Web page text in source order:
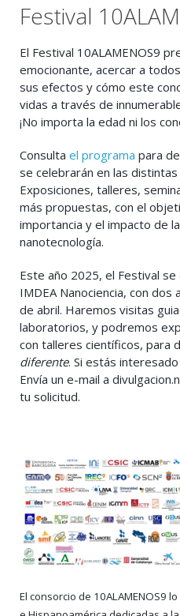
Festival
El Festival 10ALAMENOS9
emocionante, acercar a
sus efectos y cómo este
vidas a través de
¡No importa la edad ni los
Consulta el programa para
se celebrarán en las
Exposiciones, talleres,
más propuestas, con el
importancia y el impacto de
nanotecnología.
Este año 2025, el Festival
IMDEA Nanociencia, con
de abril. Haremos visitas
laboratorios, y podremos
con talleres científicos, para
diferente. Si estás
Envía un e-mail a
tu solicitud.
El consorcio de 10ALAMENOS9